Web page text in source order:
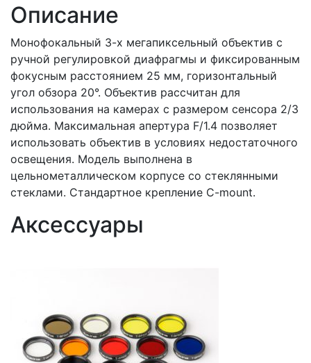
Описание
Монофокальный 3-х мегапиксельный объектив с
ручной регулировкой диафрагмы и фиксированным
фокусным расстоянием 25 мм, горизонтальный
угол обзора 20°. Объектив рассчитан для
использования на камерах с размером сенсора 2/3
дюйма. Максимальная апертура F/1.4 позволяет
использовать объектив в условиях недостаточного
освещения. Модель выполнена в
цельнометаллическом корпусе со стеклянными
стеклами. Стандартное крепление C-mount.
Аксессуары